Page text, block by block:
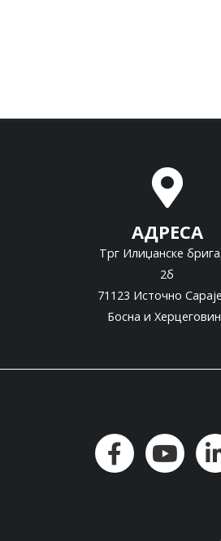
АДРЕСА
Трг Илиџанске
2б
71123 Источно
Босна и